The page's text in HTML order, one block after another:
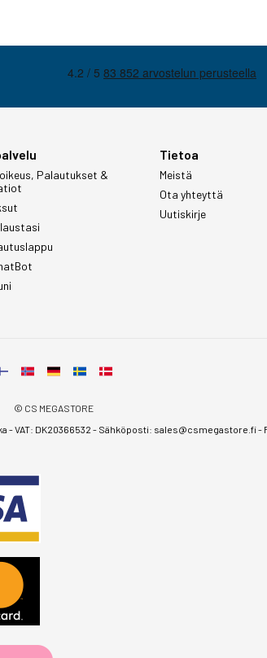
Palautukset &
Tietoa
Meistä
Ota yhteyttä
Uutiskirje
© CS MEGASTORE
- VAT: DK20366532 - Sähköposti: sales@csmegastore.fi-